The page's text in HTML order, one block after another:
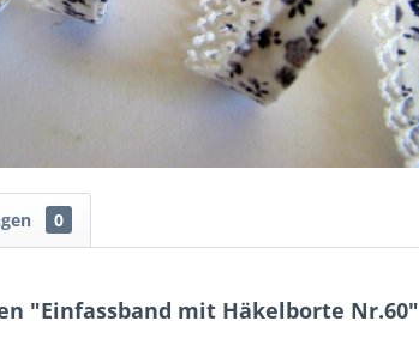
0
"Einfassband mit Häkelborte Nr.60"